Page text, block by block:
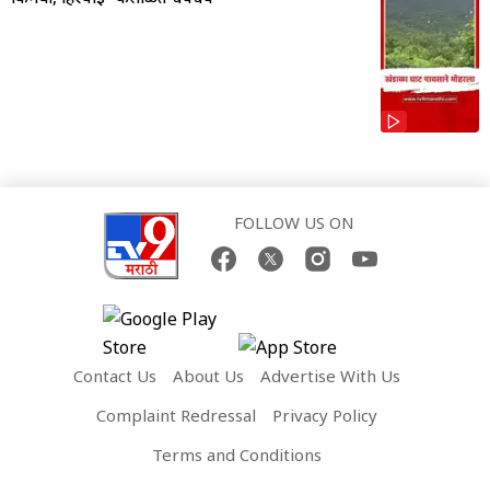
FOLLOW US ON
Contact Us About Us
Advertise With Us
Complaint Redressal
Privacy Policy
Terms and Conditions